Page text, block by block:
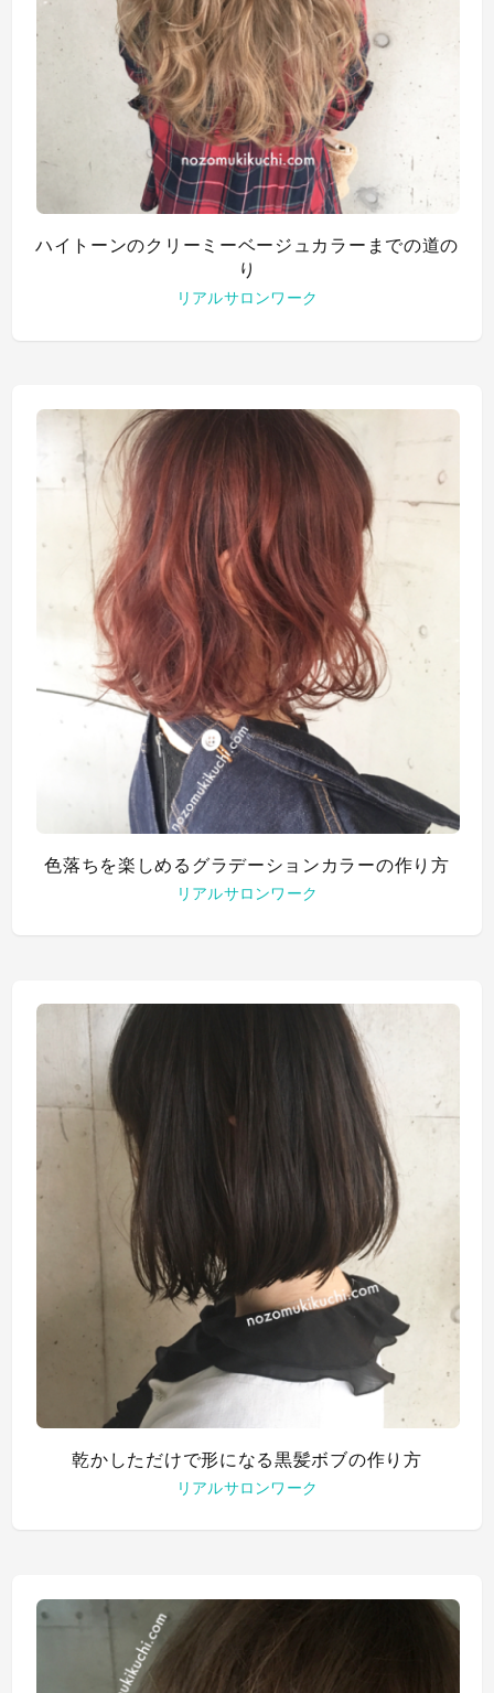
ハイトーンのクリーミーベージュカラーまでの道の
り
リアルサロンワーク
色落ちを楽しめるグラデーションカラーの作り方
リアルサロンワーク
乾かしただけで形になる黒髪ボブの作り方
リアルサロンワーク